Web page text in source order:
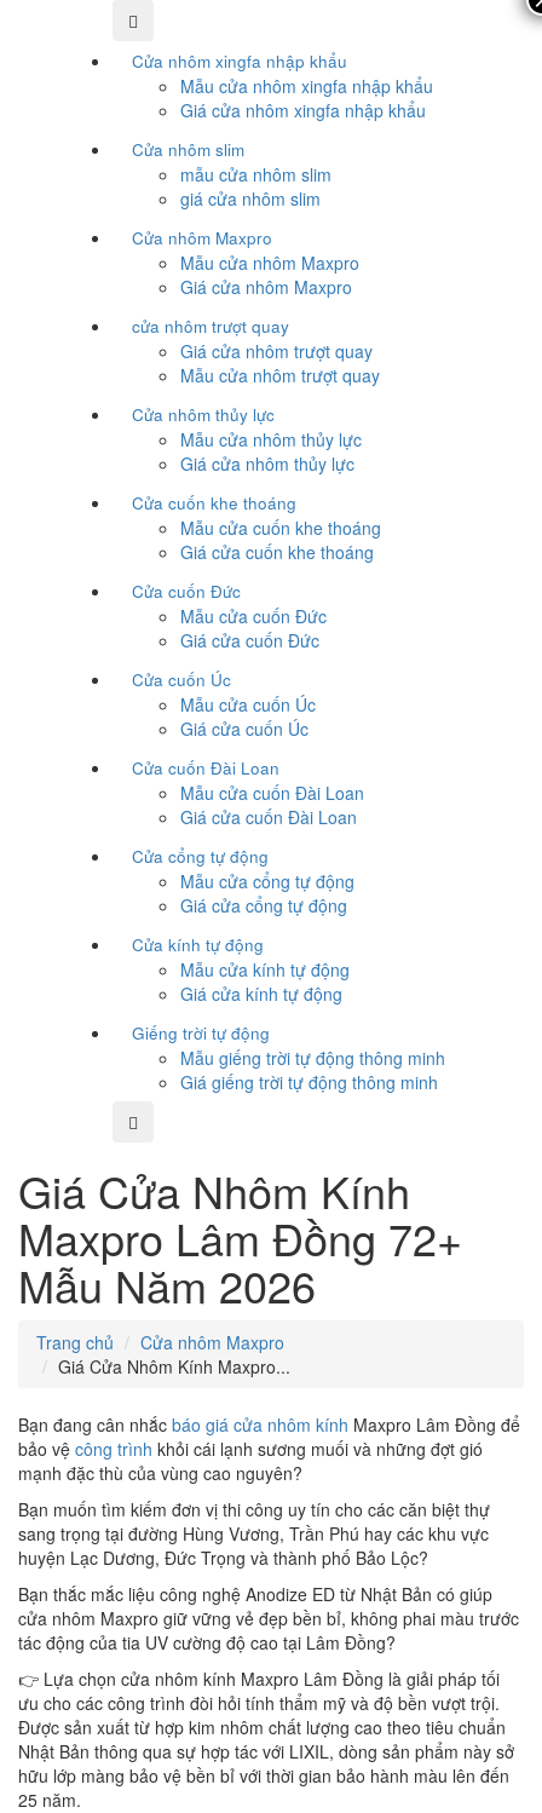
Cửa nhôm xingfa nhập khẩu
Mẫu cửa nhôm xingfa nhập khẩu
Giá cửa nhôm xingfa nhập khẩu
Cửa nhôm slim
mẫu cửa nhôm slim
giá cửa nhôm slim
Cửa nhôm Maxpro
Mẫu cửa nhôm Maxpro
Giá cửa nhôm Maxpro
cửa nhôm trượt quay
Giá cửa nhôm trượt quay
Mẫu cửa nhôm trượt quay
Cửa nhôm thủy lực
Mẫu cửa nhôm thủy lực
Giá cửa nhôm thủy lực
Cửa cuốn khe thoáng
Mẫu cửa cuốn khe thoáng
Giá cửa cuốn khe thoáng
Cửa cuốn Đức
Mẫu cửa cuốn Đức
Giá cửa cuốn Đức
Cửa cuốn Úc
Mẫu cửa cuốn Úc
Giá cửa cuốn Úc
Cửa cuốn Đài Loan
Mẫu cửa cuốn Đài Loan
Giá cửa cuốn Đài Loan
Cửa cổng tự động
Mẫu cửa cổng tự động
Giá cửa cổng tự động
Cửa kính tự động
Mẫu cửa kính tự động
Giá cửa kính tự động
Giếng trời tự động
Mẫu giếng trời tự động thông minh
Giá giếng trời tự động thông minh
Giá Cửa Nhôm Kính
Maxpro Lâm Đồng 72+
Mẫu Năm 2026
Trang chủ
Cửa nhôm Maxpro
Giá Cửa Nhôm Kính Maxpro...
Bạn đang cân nhắc báo giá cửa nhôm kính Maxpro Lâm Đồng để
bảo vệ công trình khỏi cái lạnh sương muối và những đợt gió
mạnh đặc thù của vùng cao nguyên?
Bạn muốn tìm kiếm đơn vị thi công uy tín cho các căn biệt thự
sang trọng tại đường Hùng Vương, Trần Phú hay các khu vực
huyện Lạc Dương, Đức Trọng và thành phố Bảo Lộc?
Bạn thắc mắc liệu công nghệ Anodize ED từ Nhật Bản có giúp
cửa nhôm Maxpro giữ vững vẻ đẹp bền bỉ, không phai màu trước
tác động của tia UV cường độ cao tại Lâm Đồng?
👉 Lựa chọn cửa nhôm kính Maxpro Lâm Đồng là giải pháp tối
ưu cho các công trình đòi hỏi tính thẩm mỹ và độ bền vượt trội.
Được sản xuất từ hợp kim nhôm chất lượng cao theo tiêu chuẩn
Nhật Bản thông qua sự hợp tác với LIXIL, dòng sản phẩm này sở
hữu lớp màng bảo vệ bền bỉ với thời gian bảo hành màu lên đến
25 năm.